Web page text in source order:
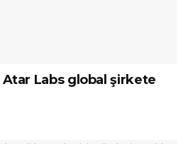
Labs global şirkete